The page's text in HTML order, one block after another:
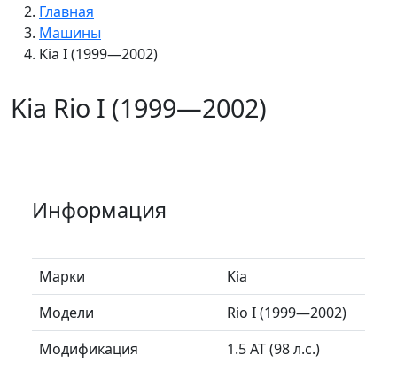
Главная
Машины
Kia I (1999—2002)
Kia Rio I (1999—2002)
Информация
Марки
Kia
Модели
Rio I (1999—2002)
Модификация
1.5 AT (98 л.с.)